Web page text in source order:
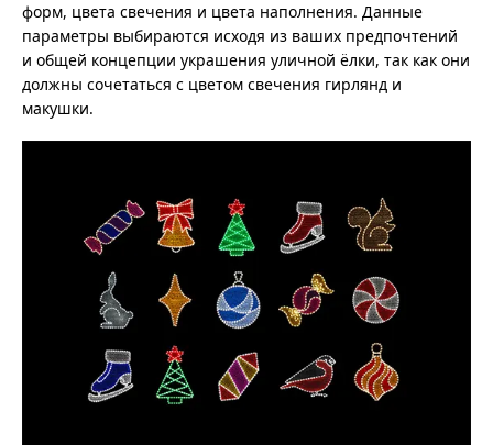
форм, цвета свечения и цвета наполнения. Данные
параметры выбираются исходя из ваших предпочтений
и общей концепции украшения уличной ёлки, так как они
должны сочетаться с цветом свечения гирлянд и
макушки.